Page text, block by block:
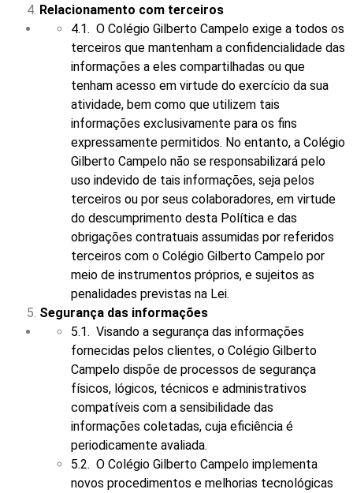
Relacionamento com terceiros
4.1. O Colégio Gilberto Campelo exige a todos os
terceiros que mantenham a confidencialidade das
informações a eles compartilhadas ou que
tenham acesso em virtude do exercício da sua
atividade, bem como que utilizem tais
informações exclusivamente para os fins
expressamente permitidos. No entanto, a Colégio
Gilberto Campelo não se responsabilizará pelo
uso indevido de tais informações, seja pelos
terceiros ou por seus colaboradores, em virtude
do descumprimento desta Política e das
obrigações contratuais assumidas por referidos
terceiros com o Colégio Gilberto Campelo por
meio de instrumentos próprios, e sujeitos as
penalidades previstas na Lei.
Segurança das informações
5.1. Visando a segurança das informações
fornecidas pelos clientes, o Colégio Gilberto
Campelo dispõe de processos de segurança
físicos, lógicos, técnicos e administrativos
compatíveis com a sensibilidade das
informações coletadas, cuja eficiência é
periodicamente avaliada.
5.2. O Colégio Gilberto Campelo implementa
novos procedimentos e melhorias tecnológicas